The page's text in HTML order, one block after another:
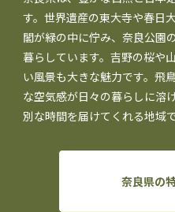
す。世界遺産の東大寺や春日
閣が緑の中に佇み、奈良公園
暮らしています。吉野の桜や
い風景も大きな魅力です。飛
な空気感が日々の暮らしに溶
別な時間を届けてくれる地域で
奈良県の